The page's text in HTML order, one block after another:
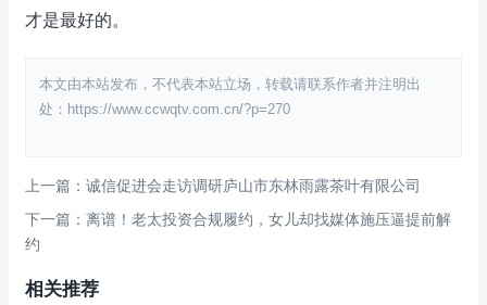
才是最好的。
本文由本站发布，不代表本站立场，转载请联系作者并注明出
处：https://www.ccwqtv.com.cn/?p=270
上一篇：诚信促进会走访调研庐山市东林雨露茶叶有限公司
下一篇：离谱！老太投资合规履约，女儿却找媒体施压逼提前解
约
相关推荐